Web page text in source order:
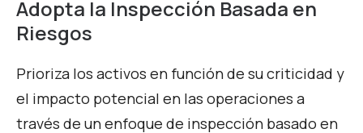
Adopta la Inspección Basada en
Riesgos
Prioriza los activos en función de su criticidad y
el impacto potencial en las operaciones a
través de un enfoque de inspección basado en